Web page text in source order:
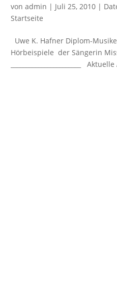
vonadmin | Juli 25, 2010 |
Startseite
Uwe K. Hafner Diplom-
Hörbeispiele der Sängerin
_______________________